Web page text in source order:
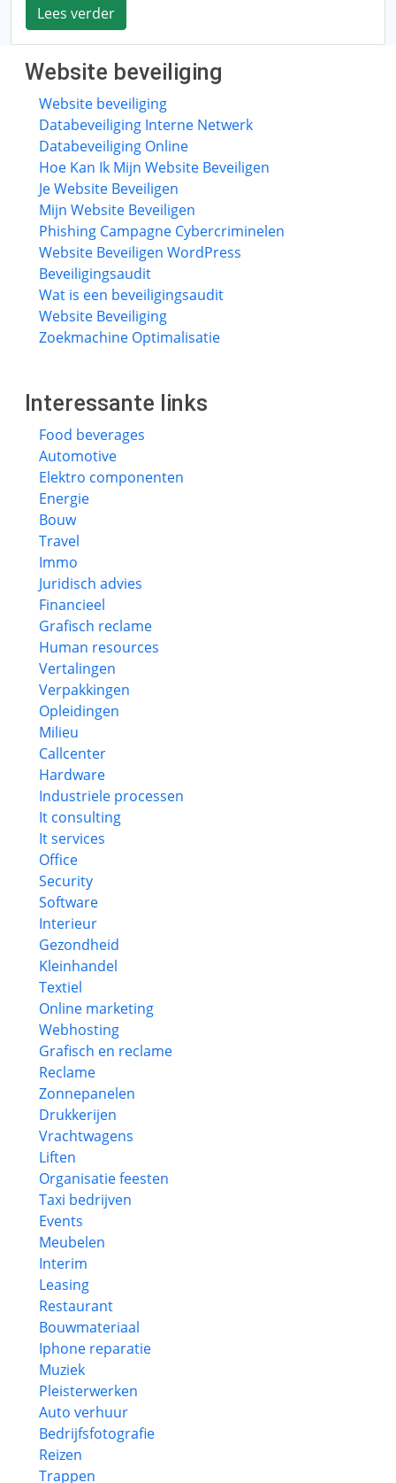
Lees verder
Website beveiliging
Website beveiliging
Databeveiliging Interne Netwerk
Databeveiliging Online
Hoe Kan Ik Mijn Website Beveiligen
Je Website Beveiligen
Mijn Website Beveiligen
Phishing Campagne Cybercriminelen
Website Beveiligen WordPress
Beveiligingsaudit
Wat is een beveiligingsaudit
Website Beveiliging
Zoekmachine Optimalisatie
Interessante links
Food beverages
Automotive
Elektro componenten
Energie
Bouw
Travel
Immo
Juridisch advies
Financieel
Grafisch reclame
Human resources
Vertalingen
Verpakkingen
Opleidingen
Milieu
Callcenter
Hardware
Industriele processen
It consulting
It services
Office
Security
Software
Interieur
Gezondheid
Kleinhandel
Textiel
Online marketing
Webhosting
Grafisch en reclame
Reclame
Zonnepanelen
Drukkerijen
Vrachtwagens
Liften
Organisatie feesten
Taxi bedrijven
Events
Meubelen
Interim
Leasing
Restaurant
Bouwmateriaal
Iphone reparatie
Muziek
Pleisterwerken
Auto verhuur
Bedrijfsfotografie
Reizen
Trappen